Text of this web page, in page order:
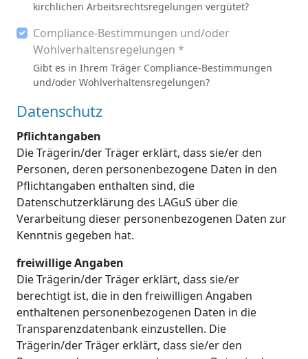
kirchlichen Arbeitsrechtsregelungen vergütet?
Compliance-Bestimmungen und/oder
Wohlverhaltensregelungen *
Gibt es in Ihrem Träger Compliance-Bestimmungen
und/oder Wohlverhaltensregelungen?
Datenschutz
Pflichtangaben
Die Trägerin/der Träger erklärt, dass sie/er den
Personen, deren personenbezogene Daten in den
Pflichtangaben enthalten sind, die
Datenschutzerklärung des LAGuS über die
Verarbeitung dieser personenbezogenen Daten zur
Kenntnis gegeben hat.
freiwillige Angaben
Die Trägerin/der Träger erklärt, dass sie/er
berechtigt ist, die in den freiwilligen Angaben
enthaltenen personenbezogenen Daten in die
Transparenzdatenbank einzustellen. Die
Trägerin/der Träger erklärt, dass sie/er den